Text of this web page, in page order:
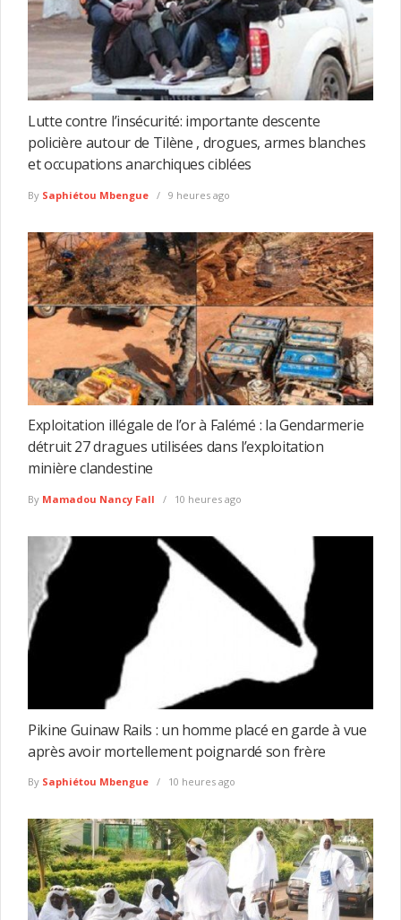
Lutte contre l’insécurité: importante descente
policière autour de Tilène , drogues, armes blanches
et occupations anarchiques ciblées
By Saphiétou Mbengue 9 heures ago
Exploitation illégale de l’or à Falémé : la Gendarmerie
détruit 27 dragues utilisées dans l’exploitation
minière clandestine
By Mamadou Nancy Fall 10 heures ago
Pikine Guinaw Rails : un homme placé en garde à vue
après avoir mortellement poignardé son frère
By Saphiétou Mbengue 10 heures ago